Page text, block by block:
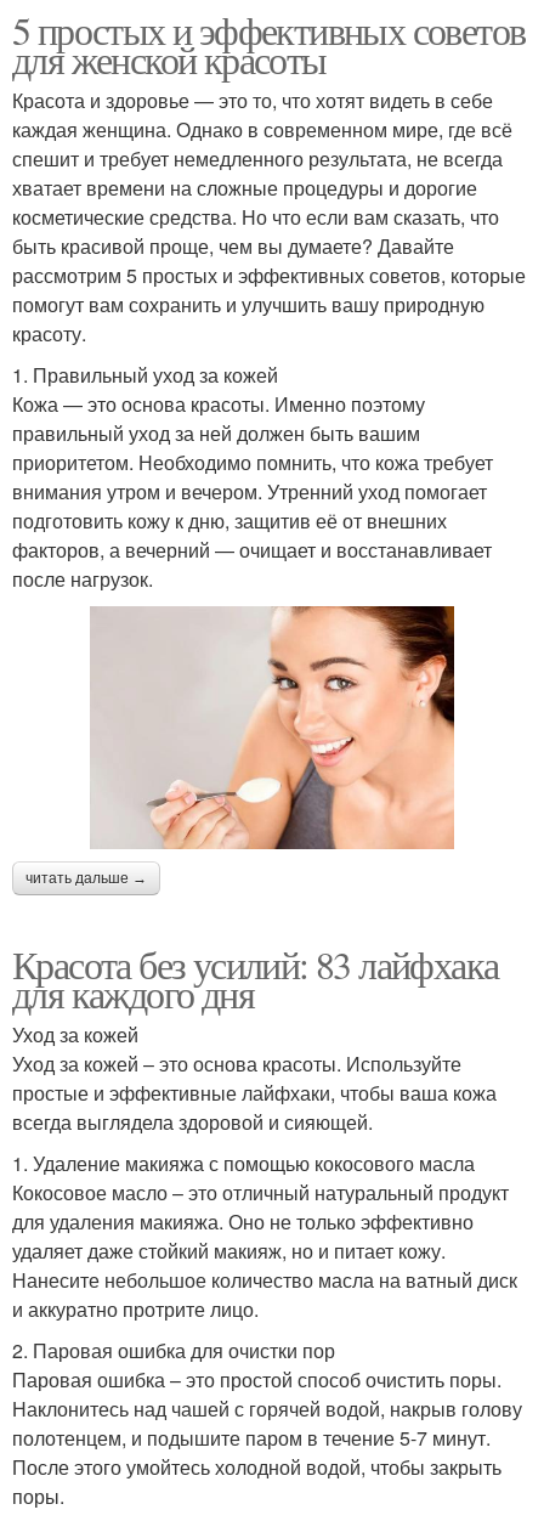
5 простых и эффективных советов
для женской красоты
Красота и здоровье — это то, что хотят видеть в себе
каждая женщина. Однако в современном мире, где всё
спешит и требует немедленного результата, не всегда
хватает времени на сложные процедуры и дорогие
косметические средства. Но что если вам сказать, что
быть красивой проще, чем вы думаете? Давайте
рассмотрим 5 простых и эффективных советов, которые
помогут вам сохранить и улучшить вашу природную
красоту.
1. Правильный уход за кожей
Кожа — это основа красоты. Именно поэтому
правильный уход за ней должен быть вашим
приоритетом. Необходимо помнить, что кожа требует
внимания утром и вечером. Утренний уход помогает
подготовить кожу к дню, защитив её от внешних
факторов, а вечерний — очищает и восстанавливает
после нагрузок.
читать дальше →
Красота без усилий: 83 лайфхака
для каждого дня
Уход за кожей
Уход за кожей – это основа красоты. Используйте
простые и эффективные лайфхаки, чтобы ваша кожа
всегда выглядела здоровой и сияющей.
1. Удаление макияжа с помощью кокосового масла
Кокосовое масло – это отличный натуральный продукт
для удаления макияжа. Оно не только эффективно
удаляет даже стойкий макияж, но и питает кожу.
Нанесите небольшое количество масла на ватный диск
и аккуратно протрите лицо.
2. Паровая ошибка для очистки пор
Паровая ошибка – это простой способ очистить поры.
Наклонитесь над чашей с горячей водой, накрыв голову
полотенцем, и подышите паром в течение 5-7 минут.
После этого умойтесь холодной водой, чтобы закрыть
поры.